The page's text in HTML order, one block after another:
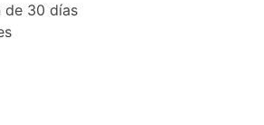
de 30 días